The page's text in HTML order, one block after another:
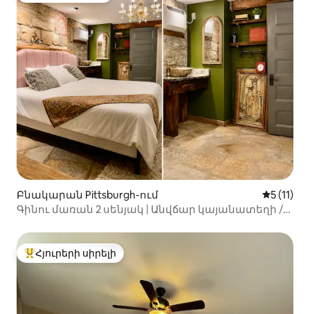
Բնակարան Pittsburgh-ում Միջին
5 (11)
Գինու մառան 2 սենյակ | Անվճար կայանատեղի /
Հյուրերի սիրելի լավագույն տները
Հյուրերի սիրելի